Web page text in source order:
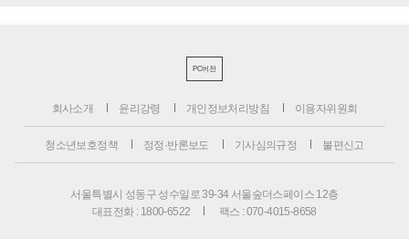
PC버전
회사소개 윤리강령 개인정보처리방침 이용자위원회
청소년보호정책 정정·반론보도 기사심의규정 불편신고
서울특별시 성동구 성수일로 39-34 서울숲더스페이스 12층
대표전화 : 1800-6522
팩스 : 070-4015-8658